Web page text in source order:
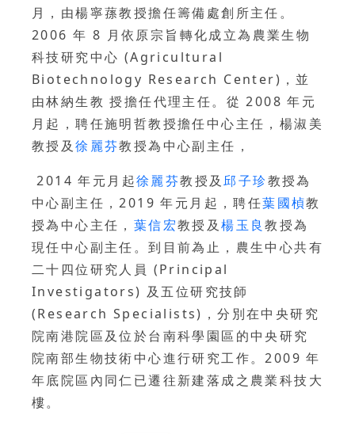
月，由楊寧蓀教授擔任籌備處創所主任。
2006 年 8 月依原宗旨轉化成立為農業生物
科技研究中心 (Agricultural
Biotechnology Research Center)，並
由林納生教 授擔任代理主任。從 2008 年元
月起，聘任施明哲教授擔任中心主任，楊淑美
教授及徐麗芬教授為中心副主任，
2014 年元月起徐麗芬教授及邱子珍教授為
中心副主任，2019 年元月起，聘任葉國楨教
授為中心主任， 葉信宏教授及楊玉良教授為
現任中心副主任。到目前為止，農生中心共有
二十四位研究人員 (Principal
Investigators) 及五位研究技師
(Research Specialists)，分別在中央研究
院南港院區及位於台南科學園區的中央研究
院南部生物技術中心進行研究工作。2009 年
年底院區內同仁已遷往新建落成之農業科技大
樓。